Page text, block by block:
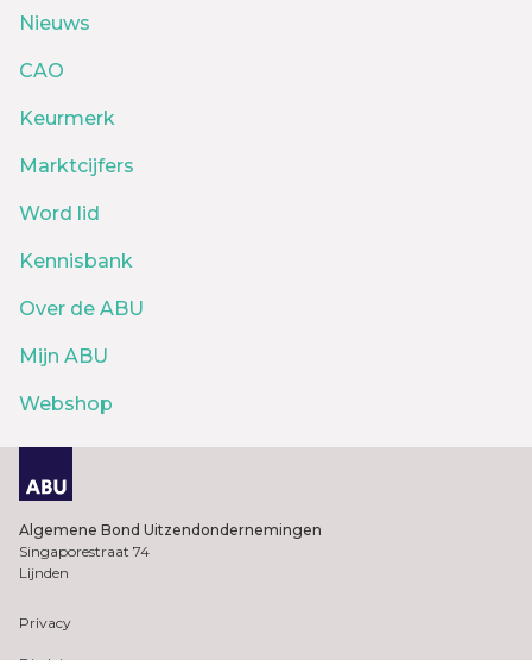
Nieuws
CAO
Keurmerk
Marktcijfers
Word lid
Kennisbank
Over de ABU
Mijn ABU
Webshop
Algemene Bond Uitzendondernemingen
Singaporestraat 74
Lijnden
Privacy